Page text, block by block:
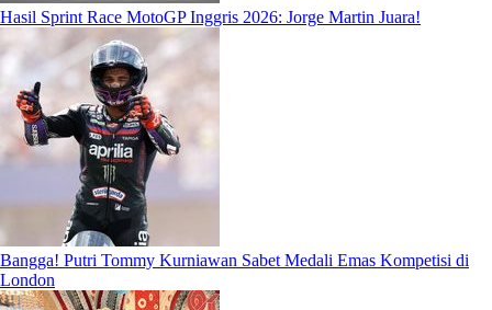
Hasil Sprint Race MotoGP Inggris 2026: Jorge Martin Juara!
Bangga! Putri Tommy Kurniawan Sabet Medali Emas Kompetisi di
London